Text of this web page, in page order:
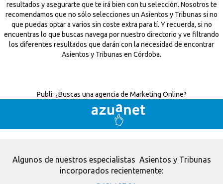
resultados y asegurarte que te irá bien con tu selección. Nosotros te
recomendamos que no sólo selecciones un Asientos y Tribunas si no
que puedas optar a varios sin coste extra para tí. Y recuerda, si no
encuentras lo que buscas navega por nuestro directorio y ve filtrando
los diferentes resultados que darán con la necesidad de encontrar
Asientos y Tribunas en Córdoba.
Publi: ¿Buscas una agencia de Marketing Online?
Algunos de nuestros especialistas Asientos y Tribunas
incorporados recientemente: